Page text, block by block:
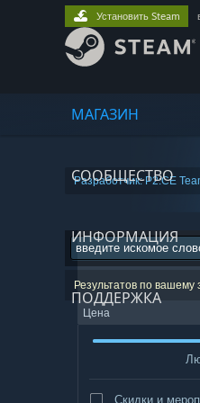
МАГАЗИН
СООБЩЕСТВО
ИНФОРМАЦИЯ
ПОДДЕРЖКА
Установить Steam
Разработчик: P2:CE
Результатов по вашему
Цена
Скидки и